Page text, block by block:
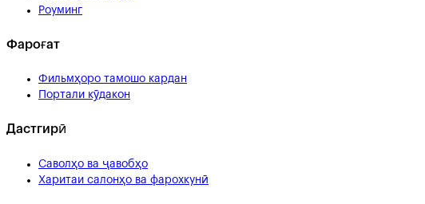
Роуминг
Фароғат
Фильмҳоро тамошо кардан
Портали кӯдакон
Дастгирӣ
Саволҳо ва ҷавобҳо
Харитаи салонҳо ва фарохкунӣ